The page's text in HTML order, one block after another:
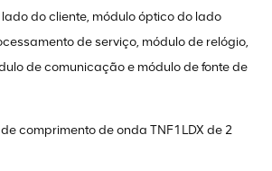
do cliente, módulo óptico do lado
de serviço, módulo de relógio,
de comunicação e módulo de fonte de
comprimento de onda TNF1LDX de 2